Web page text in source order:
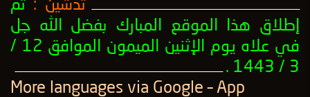
ــــــــــــــــــــــــــــــــــــــــــــــــــــــــــــــــــــــــــــــــــــــــــــــــــــ تدشين : تم
إطلاق هذا الموقع المبارك بفضل الله جل
في علاه يوم الإثنين الميمون الموافق 12 /
3 / 1443 .
ــــــــــــــــــــــــــــــــــــــــــــــــــــــــــــــــــــــــــــــــــــــــــــــــــــ